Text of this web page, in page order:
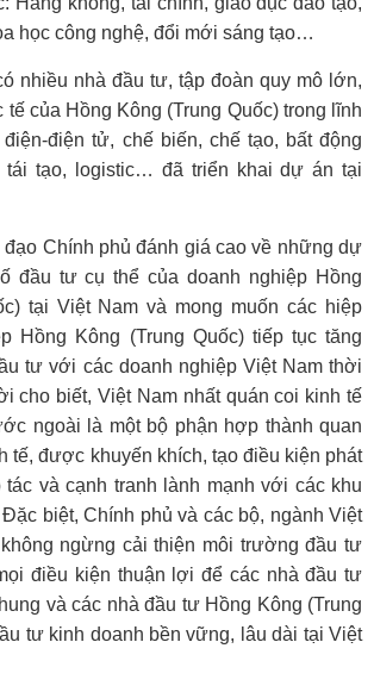
học công nghệ, đổi mới sáng tạo…
nhiều nhà đầu tư, tập đoàn quy mô lớn,
của Hồng Kông (Trung Quốc) trong lĩnh
điện tử, chế biến, chế tạo, bất động
tái tạo, logistic… đã triển khai dự án tại
đạo Chính phủ đánh giá cao về những dự
đầu tư cụ thể của doanh nghiệp Hồng
tại Việt Nam và mong muốn các hiệp
Hồng Kông (Trung Quốc) tiếp tục tăng
tư với các doanh nghiệp Việt Nam thời
cho biết, Việt Nam nhất quán coi kinh tế
ngoài là một bộ phận hợp thành quan
tế, được khuyến khích, tạo điều kiện phát
và cạnh tranh lành mạnh với các khu
biệt, Chính phủ và các bộ, ngành Việt
ngừng cải thiện môi trường đầu tư
điều kiện thuận lợi để các nhà đầu tư
và các nhà đầu tư Hồng Kông (Trung
tư kinh doanh bền vững, lâu dài tại Việt